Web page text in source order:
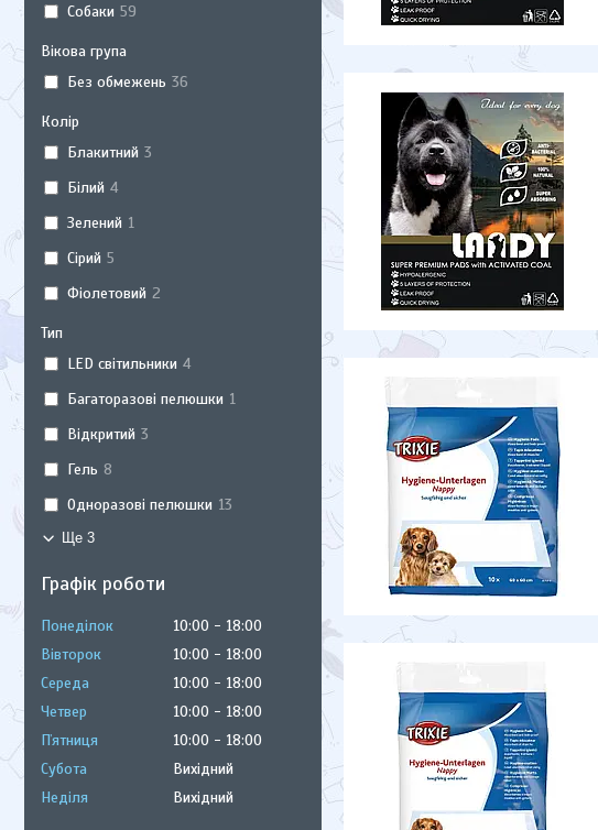
Собаки 59
Вікова група
Без обмежень 36
Колір
Блакитний 3
Білий 4
Зелений 1
Сірий 5
Фіолетовий 2
Тип
LED світильники 4
Багаторазові пелюшки 1
Відкритий 3
Гель 8
Одноразові пелюшки 13
Ще 3
Графік роботи
Понеділок 10:00
18:00
Вівторок
10:00
18:00
Середа
10:00
18:00
Четвер
10:00
18:00
Пʼятниця
10:00
18:00
Субота
Вихідний
Неділя
Вихідний